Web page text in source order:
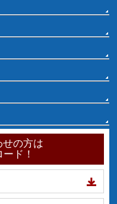
せの方は
ド！